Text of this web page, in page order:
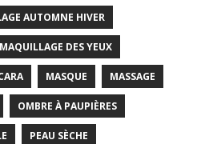
AUTOMNE HIVER
MAQUILLAGE DES YEUX
MASQUE MASSAGE
OMBRE À PAUPIÈRES
PEAU SÈCHE